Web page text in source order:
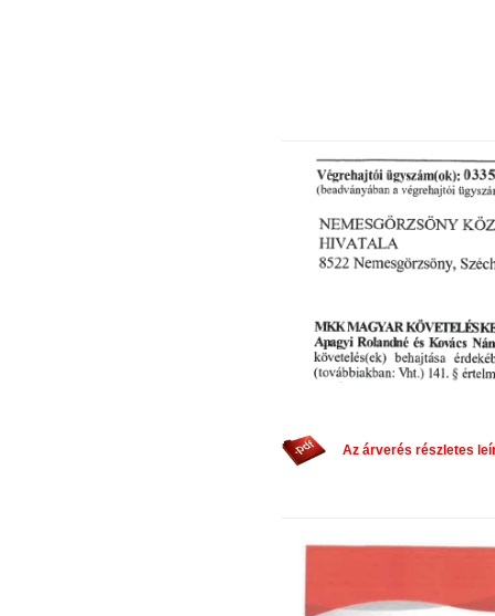
Az árverés részletes